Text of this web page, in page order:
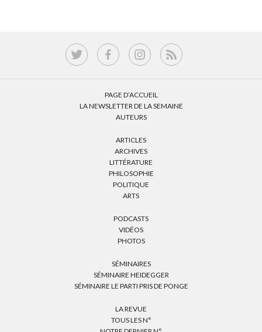
PAGE D’ACCUEIL
LA NEWSLETTER DE LA SEMAINE
AUTEURS
ARTICLES
ARCHIVES
LITTÉRATURE
PHILOSOPHIE
POLITIQUE
ARTS
PODCASTS
VIDÉOS
PHOTOS
SÉMINAIRES
SÉMINAIRE HEIDEGGER
SÉMINAIRE LE PARTI PRIS DE PONGE
LA REVUE
TOUS LES N°